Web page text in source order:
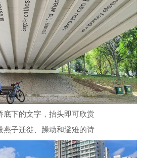
底下的文字，抬头即可欣赏
燕子迁徙、躁动和避难的诗